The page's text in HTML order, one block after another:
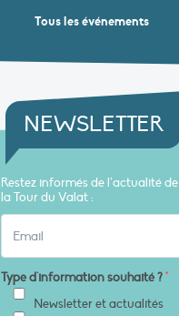
Tous les événements
NEWSLETTER
Restez informés de l’actualité de
la Tour du Valat :
Type d'information souhaité ?*
Newsletter et actualités